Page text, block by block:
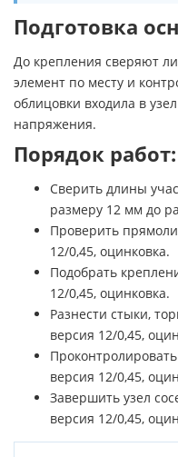
Подготовка
До крепления сверяют
элемент по месту и
облицовки входила в
напряжения.
Порядок работ:
Сверить длины
размеру 12 мм до
Проверить
12/0,45, оцинковка.
Подобрать
12/0,45, оцинковка.
Разнести стыки,
версия 12/0,45,
версия 12/0,45,
Завершить узел
версия 12/0,45,